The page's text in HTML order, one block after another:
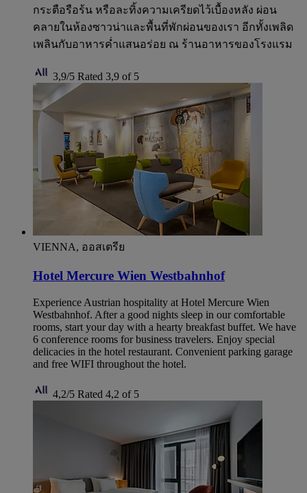
กระตือรือร้น หรือละทิ้งความเครียดไว้เบื้องหลัง ผ่อน
คลายในห้องซาวน่าและพื้นที่พักผ่อนของเรา อีกทั้งเพลิด
เพลินกับอาหารค่ำแสนอร่อย ณ ร้านอาหารของโรงแรม
3,9/5 Rated 3,9 of 5
VIENNA, ออสเตรีย
Hotel Mercure Wien Westbahnhof
Experience Austrian hospitality at Hotel Mercure Wien
Westbahnhof. After a good nights sleep in our comfortable
rooms, start your day with a hearty breakfast buffet. We have
6 conference rooms for business travelers. Enjoy special
delicacies in the hotel restaurant. Convenient parking garage
and free WIFI throughout the hotel.
4,2/5 Rated 4,2 of 5